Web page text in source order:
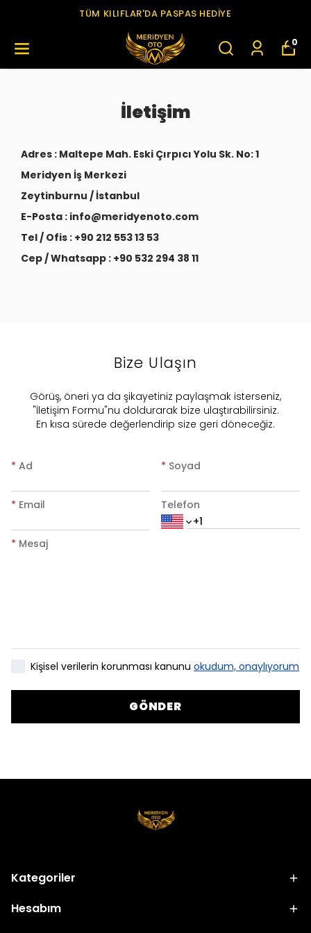
TÜM KILIFLAR'DA PASPAS HEDİYE
0
İletişim
Adres : Maltepe Mah. Eski Çırpıcı Yolu Sk. No: 1
Meridyen İş Merkezi
Zeytinburnu / İstanbul
E-Posta : info@meridyenoto.com
Tel / Ofis : +90 212 553 13 53
Cep / Whatsapp : +90 532 294 38 11
Bize Ulaşın
​Görüş, öneri ya da şikayetiniz paylaşmak isterseniz,
"İletişim Formu"nu doldurarak bize ulaştırabilirsiniz.
En kısa sürede değerlendirip size geri döneceğiz.
* Ad * Soyad
* Email Telefon
* Mesaj
Kişisel verilerin korunması kanunu okudum, onaylıyorum
GÖNDER
Kategoriler
Hesabım